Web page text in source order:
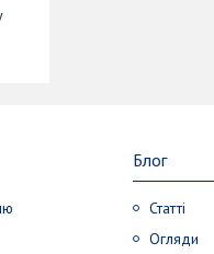
Блог
Статті
Огляди